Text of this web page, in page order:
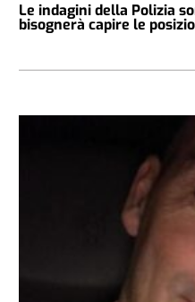
Le indagini della Polizia
bisognerà capire le